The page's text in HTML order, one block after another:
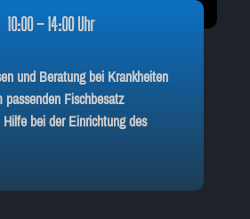
10:00 – 14:00 Uhr
und Beratung bei Krankheiten
Fischbesatz
bei der Einrichtung des